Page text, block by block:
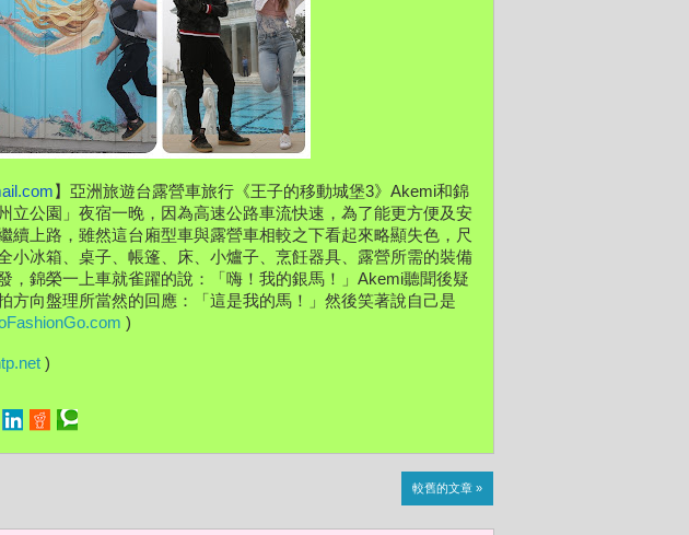
】亞洲旅遊台露營車旅行《王子的移動城堡3》Akemi和錦
立公園」夜宿一晚，因為高速公路車流快速，為了能更方便及安
續上路，雖然這台廂型車與露營車相較之下看起來略顯失色，尺
小冰箱、桌子、帳篷、床、小爐子、烹飪器具、露營所需的裝備
，錦榮一上車就雀躍的說：「嗨！我的銀馬！」Akemi聽聞後疑
方向盤理所當然的回應：「這是我的馬！」然後笑著說自己是
)
)
較舊的文章 »